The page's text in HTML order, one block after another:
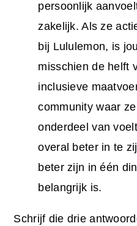
persoonlijk
zakelijk. Als ze
bij Lululemon, is
misschien de helft
inclusieve
community waar
onderdeel van
overal beter in te
beter zijn in één
belangrijk is.
Schrijf die drie